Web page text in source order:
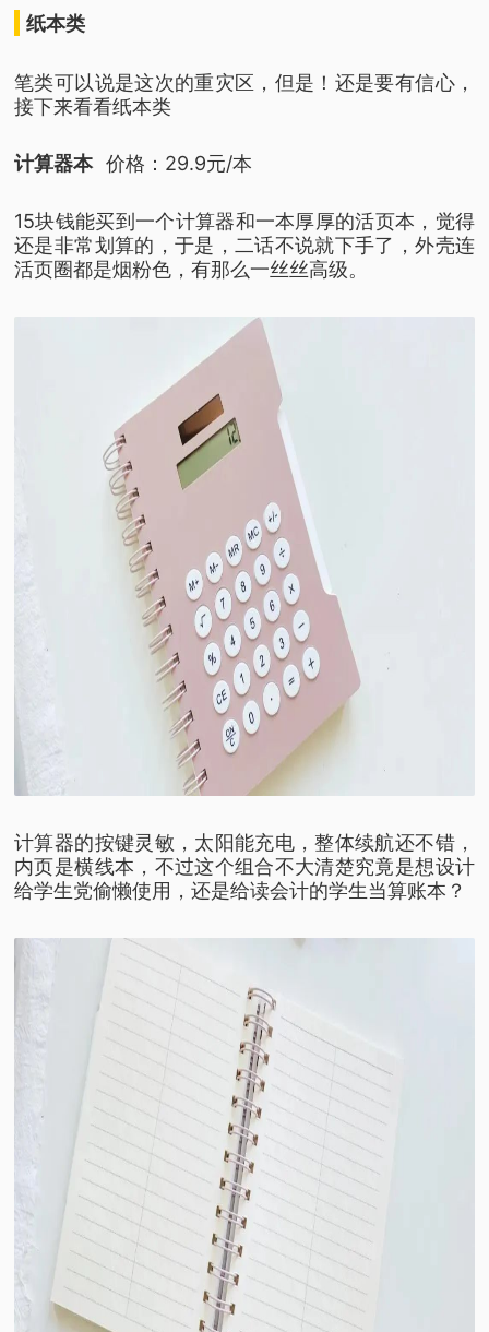
纸本类
笔类可以说是这次的重灾区， 但是！还是要有信心，
接下来看看纸本类
计算器本价格：29.9元/本
15块钱能买到一个计算器和一本厚厚的活页本， 觉得
还是非常划算的， 于是，二话不说就下手了，外壳连
活页圈都是烟粉色，有那么一丝丝高级。
计算器的按键灵敏，太阳能充电，整体续航还不错，
内页是横线本， 不过这个组合不大清楚究竟是想设计
给学生党偷懒使用，还是给读会计的学生当算账本？